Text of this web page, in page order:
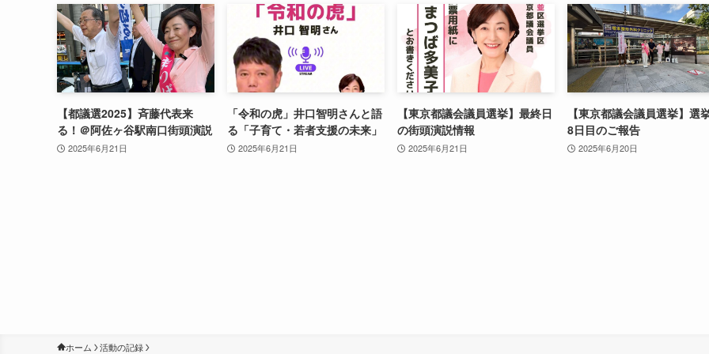
【都議選2025】斉藤代表来
る！＠阿佐ヶ谷駅南口街頭演説
2025年6月21日
「令和の虎」井口智明さんと語
る「子育て・若者支援の未来」
2025年6月21日
【東京都議会議員選挙】最終日
の街頭演説情報
2025年6月21日
【東京都議会議員選挙】選
8日目のご報告
2025年6月20日
ホーム 活動の記録